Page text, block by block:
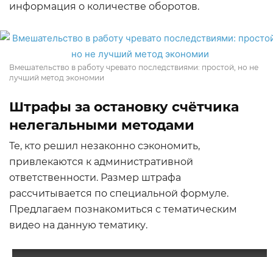
информация о количестве оборотов.
Вмешательство в работу чревато последствиями: простой, но не
лучший метод экономии
Штрафы за остановку счётчика
нелегальными методами
Те, кто решил незаконно сэкономить,
привлекаются к административной
ответственности. Размер штрафа
рассчитывается по специальной формуле.
Предлагаем познакомиться с тематическим
видео на данную тематику.